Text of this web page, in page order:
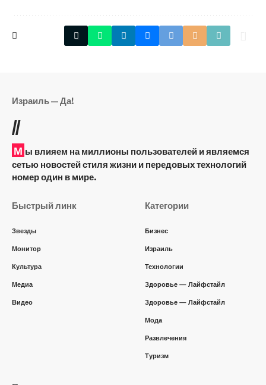
Израиль — Да!
//
М ы влияем на миллионы пользователей и являемся
сетью новостей стиля жизни и передовых технологий
номер один в мире.
Быстрый линк
Звезды
Монитор
Культура
Медиа
Видео
Категории
Бизнес
Израиль
Технологии
Здоровье — Лайфстайл
Здоровье — Лайфстайл
Мода
Развлечения
Туризм